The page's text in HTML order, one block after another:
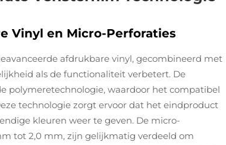
Vinyl en Micro-Perforaties
afdrukbare vinyl, gecombineerd met
als de functionaliteit verbetert. De
polymeretechnologie, waardoor het compatibel
technologie zorgt ervoor dat het eindproduct
kleuren weer te geven. De micro-
tot 2,0 mm, zijn gelijkmatig verdeeld om